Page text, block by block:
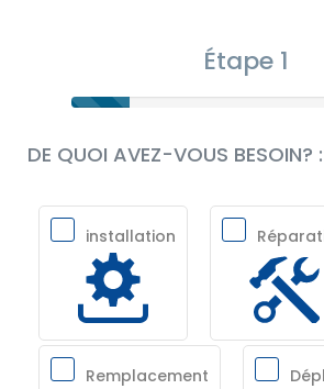
Étape 1
DE QUOI AVEZ-VOUS BESOIN? :
installation
Remplacement